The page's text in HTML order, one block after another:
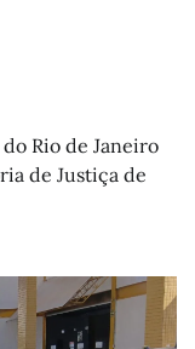
Rio de Janeiro
de Justiça de